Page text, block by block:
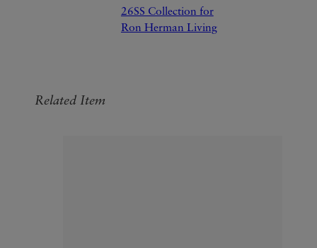
26SS Collection for
Ron Herman Living
Related Item